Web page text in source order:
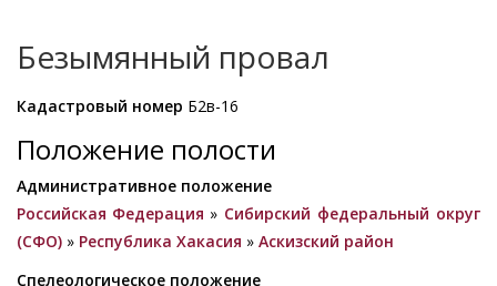
Безымянный провал
Кадастровый номер Б2в-16
Положение полости
Административное положение
Российская Федерация » Сибирский федеральный округ
(СФО) » Республика Хакасия » Аскизский район
Спелеологическое положение